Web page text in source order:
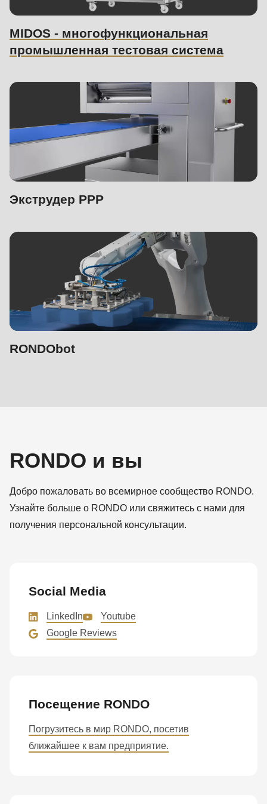
MIDOS - многофункциональная
промышленная тестовая система
Экструдер PPP
RONDObot
RONDO и вы
Добро пожаловать во всемирное сообщество RONDO.
Узнайте больше о RONDO или свяжитесь с нами для
получения персональной консультации.
Social Media
LinkedIn
Youtube
Google Reviews
Посещение RONDO
Погрузитесь в мир RONDO, посетив
ближайшее к вам предприятие.